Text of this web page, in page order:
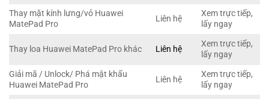
Thay mặt kính lưng/vỏ Huawei
MatePad Pro
Liên hệ
Xem trực tiếp,
lấy ngay
Thay loa Huawei MatePad Pro khác Liên hệ
Xem trực tiếp,
lấy ngay
Giải mã / Unlock/ Phá mật khẩu
Huawei MatePad Pro
Liên hệ
Xem trực tiếp,
lấy ngay